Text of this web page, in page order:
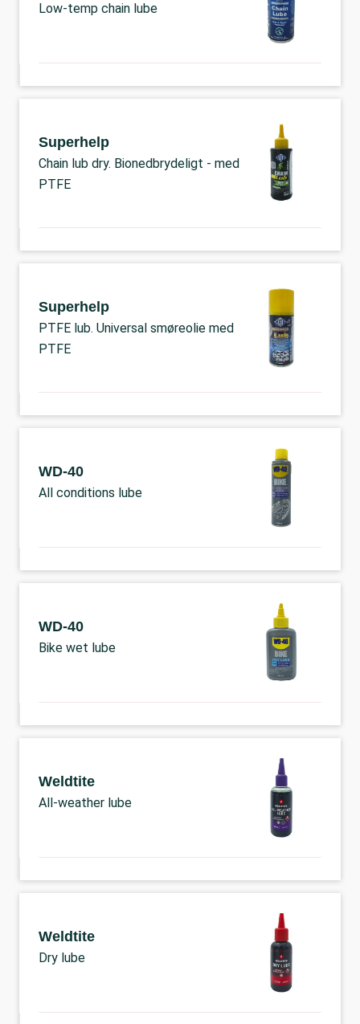
Low-temp chain lube
Superhelp
Chain lub dry. Bionedbrydeligt - med
PTFE
Superhelp
PTFE lub. Universal smøreolie med
PTFE
WD-40
All conditions lube
WD-40
Bike wet lube
Weldtite
All-weather lube
Weldtite
Dry lube